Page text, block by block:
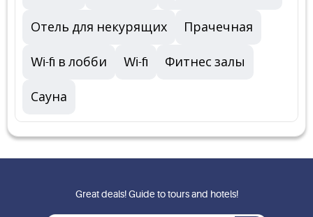
Отель для некурящих Прачечная
Wi-fi в лобби Wi-fi Фитнес залы
Сауна
Great deals! Guide to tours and hotels!